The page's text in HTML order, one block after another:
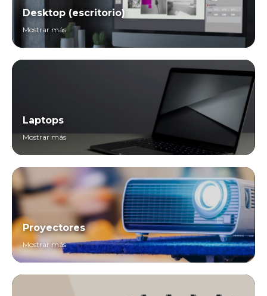
Desktop (escritorio)
Mostrar más
Laptops
Mostrar más
Proyectores
Mostrar más